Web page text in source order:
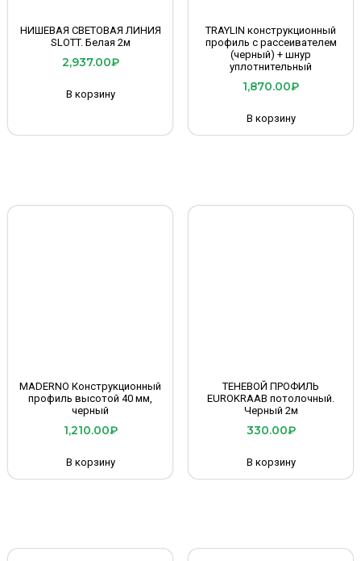
НИШЕВАЯ СВЕТОВАЯ ЛИНИЯ
SLOTT. Белая 2м
2,937.00₽
В корзину
TRAYLIN конструкционный
профиль с рассеивателем
(черный) + шнур
уплотнительный
1,870.00₽
В корзину
MADERNO Конструкционный
профиль высотой 40 мм,
черный
1,210.00₽
В корзину
ТЕНЕВОЙ ПРОФИЛЬ
EUROKRAAB потолочный.
Черный 2м
330.00₽
В корзину